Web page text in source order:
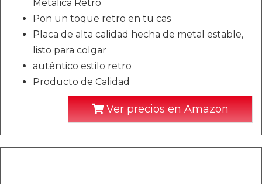
Metálica Retro
Pon un toque retro en tu cas
Placa de alta calidad hecha de metal estable,
listo para colgar
auténtico estilo retro
Producto de Calidad
Ver precios en Amazon